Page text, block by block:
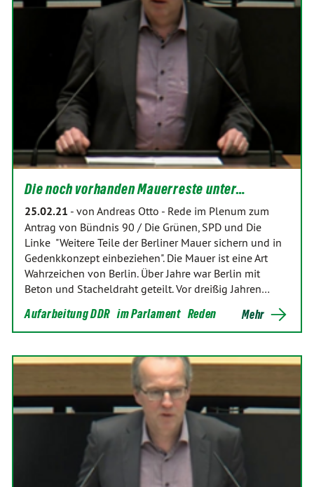
Die noch vorhanden Mauerreste unter…
25.02.21 - von Andreas Otto - Rede im Plenum zum
Antrag von Bündnis 90 / Die Grünen, SPD und Die
Linke "Weitere Teile der Berliner Mauer sichern und in
Gedenkkonzept einbeziehen". Die Mauer ist eine Art
Wahrzeichen von Berlin. Über Jahre war Berlin mit
Beton und Stacheldraht geteilt. Vor dreißig Jahren…
Aufarbeitung DDR im Parlament Reden Mehr